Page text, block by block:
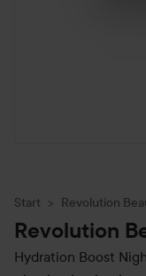
Start Revolution
Revolution
Hydration Boost